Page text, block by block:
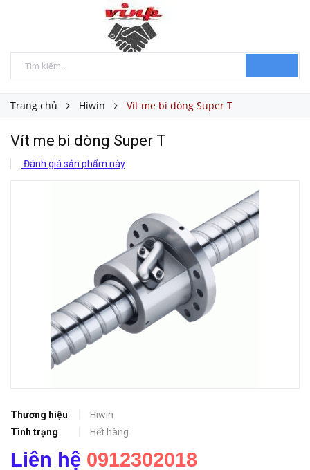
Trang chủ Hiwin Vít me bi dòng Super T
Vít me bi dòng Super T
Đánh giá sản phẩm này
Thương hiệu
Hiwin
Tình trạng
Hết hàng
Liên hệ 0912302018